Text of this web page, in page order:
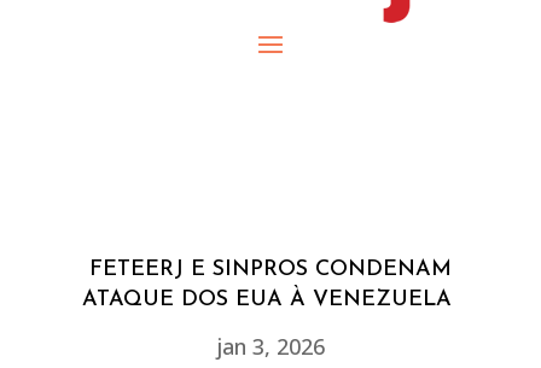
FETEERJ E SINPROS CONDENAM
ATAQUE DOS EUA À VENEZUELA
jan 3, 2026